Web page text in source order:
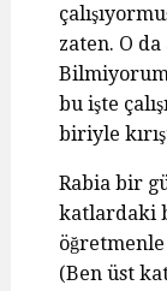
zaten. O da
bu işte
biriyle
Rabia bir
katlardaki
(Ben üst